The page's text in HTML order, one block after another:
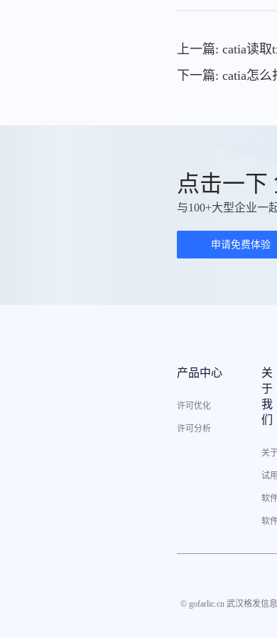
上一篇: catia读
下一篇: catia怎么
点击一下
与100+大型企业一
申请免费体验
产品中心
许可优化
许可分析
关
于
我
们
关
试
软
软
© gofarlic.cn 武汉格发信